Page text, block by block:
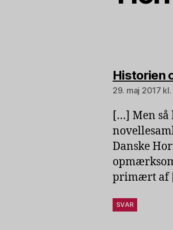
Historien
29. maj 2017 kl.
[…] Men så
Danske
primært af
SVAR